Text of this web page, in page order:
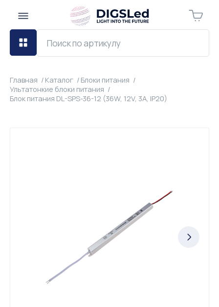
Главная Каталог
Блоки питания
Ультатонкие блоки питания
Блок питания DL-SPS-36-12 (36W, 12V, 3А, IP20)